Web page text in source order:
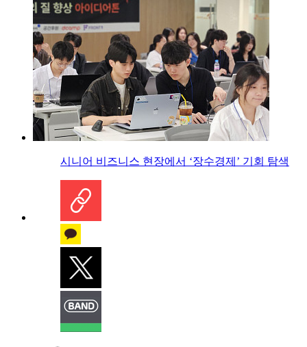
시니어 비즈니스 현장에서 ‘장수경제’ 기회 탐색